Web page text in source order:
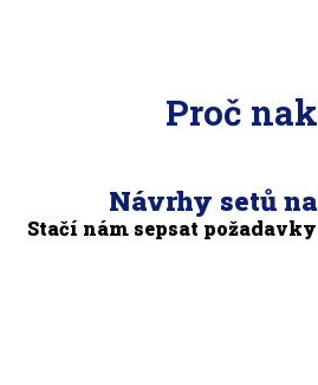
Proč
Návrhy setů
Stačí nám sepsat požadavky